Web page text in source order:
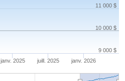
janv. 2025 juill. 2025 janv. 2026
10 000 $
9 000 $
11 000 $